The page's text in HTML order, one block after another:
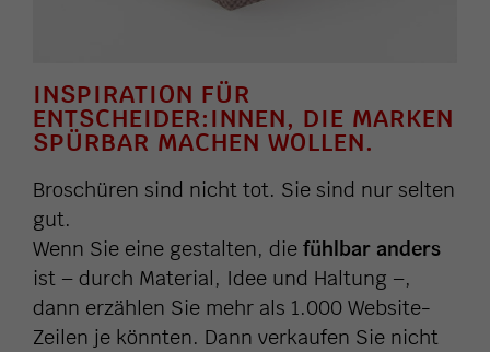
INSPIRATION FÜR
ENTSCHEIDER:INNEN, DIE MARKEN
SPÜRBAR MACHEN WOLLEN.
Broschüren sind nicht tot. Sie sind nur selten
gut.
Wenn Sie eine gestalten, die fühlbar anders
ist – durch Material, Idee und Haltung –,
dann erzählen Sie mehr als 1.000 Website-
Zeilen je könnten. Dann verkaufen Sie nicht